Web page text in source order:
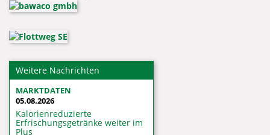
Weitere Nachrichten
MARKTDATEN
05.08.2026
Kalorienreduzierte
Erfrischungsgetränke weiter im
Plus